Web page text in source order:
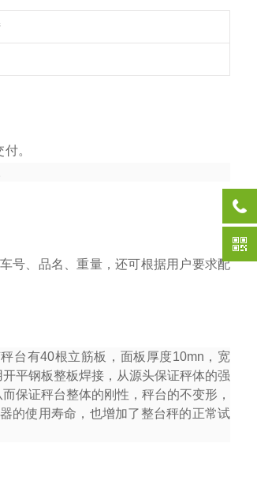
。
号、品名、重量，还可根据用户要求配
台有40根立筋板，面板厚度10mn ，宽
平钢板整板焊接，从源头保证秤体的强
保证秤台整体的刚性，秤台的不变形，
的使用寿命，也增加了整台秤的正常试